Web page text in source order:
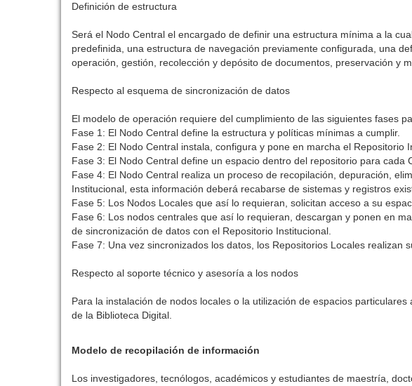
Definición de estructura
Será el Nodo Central el encargado de definir una estructura mínima a la
predefinida, una estructura de navegación previamente configurada, una
operación, gestión, recolección y depósito de documentos, preservación y
Respecto al esquema de sincronización de datos
El modelo de operación requiere del cumplimiento de las siguientes fases
Fase 1: El Nodo Central define la estructura y políticas mínimas a cumplir.
Fase 2: El Nodo Central instala, configura y pone en marcha el Repositorio
Fase 3: El Nodo Central define un espacio dentro del repositorio para cada
Fase 4: El Nodo Central realiza un proceso de recopilación, depuración,
Institucional, esta información deberá recabarse de sistemas y registros
Fase 5: Los Nodos Locales que así lo requieran, solicitan acceso a su
Fase 6: Los nodos centrales que así lo requieran, descargan y ponen en
de sincronización de datos con el Repositorio Institucional.
Fase 7: Una vez sincronizados los datos, los Repositorios Locales realizan
Respecto al soporte técnico y asesoría a los nodos
Para la instalación de nodos locales o la utilización de espacios
de la Biblioteca Digital.
Modelo de recopilación de información
Los investigadores, tecnólogos, académicos y estudiantes de maestría,